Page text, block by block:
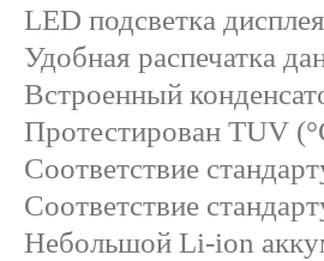
LED подсветка дисплея
Удобная распечатка
Встроенный
Протестирован TUV
Соответствие
Соответствие
Небольшой Li-ion